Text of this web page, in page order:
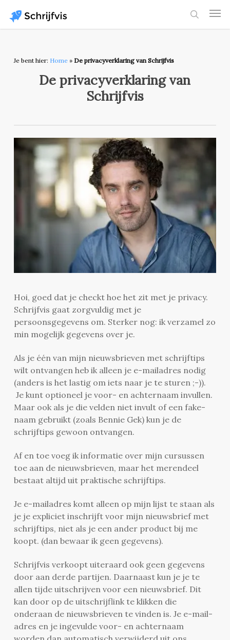
main
Je bent hier: Home» De privacyverklaring van Schrijfvis
De privacyverklaring van
Schrijfvis
Hoi, goed dat je checkt hoe het zit met je privacy.
Schrijfvis gaat zorgvuldig met je
persoonsgegevens om. Sterker nog: ik verzamel zo
min mogelijk gegevens over je.
Als je één van mijn nieuwsbrieven met schrijftips
wilt ontvangen heb ik alleen je e-mailadres nodig
(anders is het lastig om iets naar je te sturen ;-)).
Je kunt optioneel je voor- en achternaam invullen.
Maar ook als je die velden niet invult of een fake-
naam gebruikt (zoals Bennie Gek) kun je de
schrijftips gewoon ontvangen.
Af en toe voeg ik informatie over mijn cursussen
toe aan de nieuwsbrieven, maar het merendeel
bestaat altijd uit praktische schrijftips.
Je e-mailadres komt alleen op mijn lijst te staan als
je je expliciet inschrijft voor mijn nieuwsbrief met
schrijftips, niet als je een ander product bij me
koopt. (dan bewaar ik geen gegevens).
Schrijfvis verkoopt uiteraard ook geen gegevens
door aan derde partijen. Daarnaast kun je je te
allen tijde uitschrijven voor een nieuwsbrief. Dit
kan door op de uitschrijflink te klikken die
onderaan de nieuwsbrieven te vinden is. Je e-mail-
adres en je ingevulde voor- en achternaam